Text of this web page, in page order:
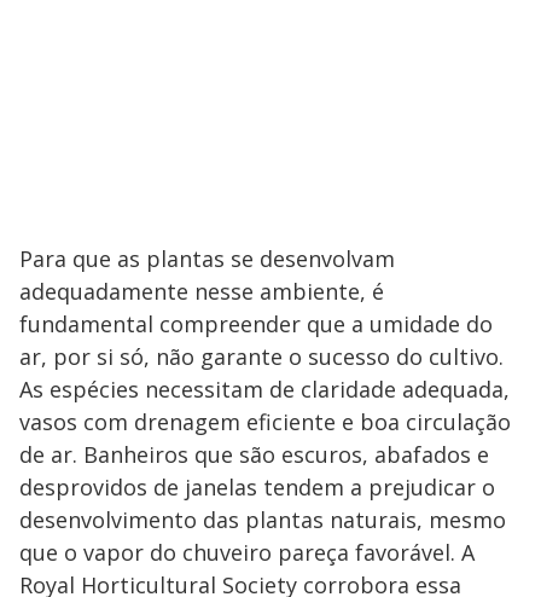
Para que as plantas se desenvolvam
adequadamente nesse ambiente, é
fundamental compreender que a umidade do
ar, por si só, não garante o sucesso do cultivo.
As espécies necessitam de claridade adequada,
vasos com drenagem eficiente e boa circulação
de ar. Banheiros que são escuros, abafados e
desprovidos de janelas tendem a prejudicar o
desenvolvimento das plantas naturais, mesmo
que o vapor do chuveiro pareça favorável. A
Royal Horticultural Society corrobora essa